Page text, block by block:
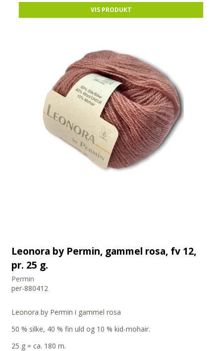
VIS PRODUKT
Leonora by Permin, gammel rosa, fv 12,
pr. 25 g.
Permin
per-880412
Leonora by Permin i gammel rosa
50 % silke, 40 % fin uld og 10 % kid-mohair.
25 g = ca. 180 m.